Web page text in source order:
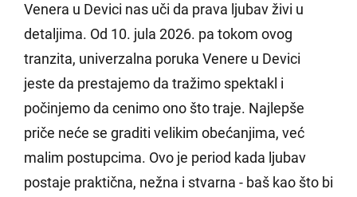
Venera u Devici nas uči da prava ljubav živi u
detaljima. Od 10. jula 2026. pa tokom ovog
tranzita, univerzalna poruka Venere u Devici
jeste da prestajemo da tražimo spektakl i
počinjemo da cenimo ono što traje. Najlepše
priče neće se graditi velikim obećanjima, već
malim postupcima. Ovo je period kada ljubav
postaje praktična, nežna i stvarna - baš kao što bi